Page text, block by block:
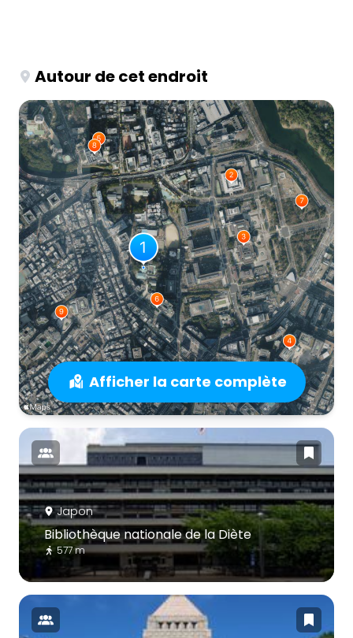
Autour de cet endroit
Afficher la carte complète
Japon
Bibliothèque nationale de la Diète
577 m